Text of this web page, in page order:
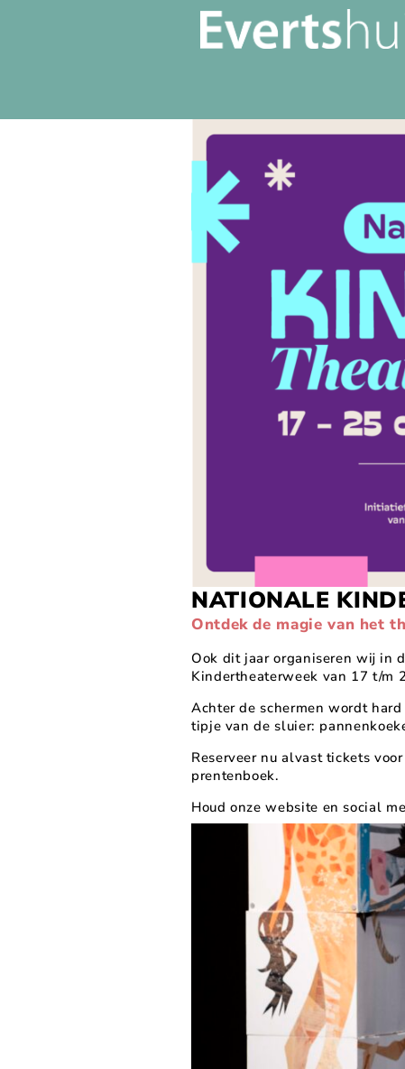
NATIONALE
Ontdek de magie van het
Ook dit jaar organiseren wij in
Kindertheaterweek van 17 t/m
Achter de schermen wordt
tipje van de sluier:
Reserveer nu alvast tickets
prentenboek.
Houd onze website en social